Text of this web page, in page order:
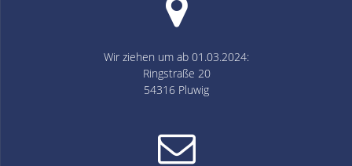
Wir ziehen um ab 01.03.2024:
Ringstraße 20
54316 Pluwig